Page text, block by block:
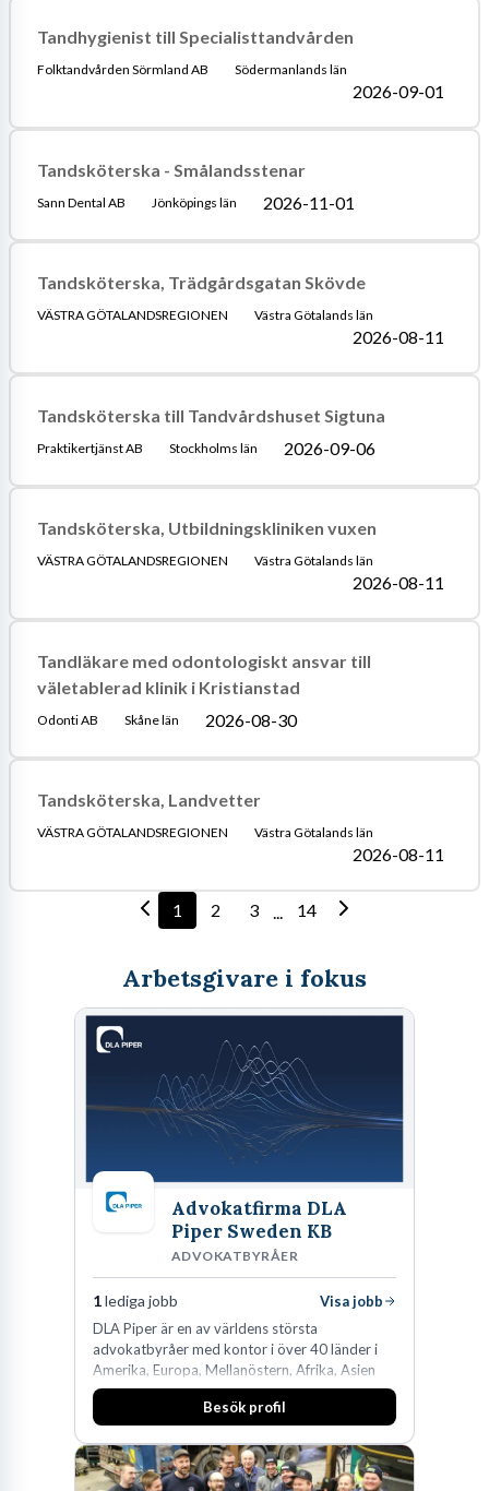
Tandhygienist till Specialisttandvården
Folktandvården Sörmland AB Södermanlands län
2026-09-01
Tandsköterska - Smålandsstenar
Sann Dental AB Jönköpings län 2026-11-01
Tandsköterska, Trädgårdsgatan Skövde
VÄSTRA GÖTALANDSREGIONEN Västra Götalands län
2026-08-11
Tandsköterska till Tandvårdshuset Sigtuna
Praktikertjänst AB Stockholms län 2026-09-06
Tandsköterska, Utbildningskliniken vuxen
VÄSTRA GÖTALANDSREGIONEN Västra Götalands län
2026-08-11
Tandläkare med odontologiskt ansvar till
väletablerad klinik i Kristianstad
Odonti AB Skåne län 2026-08-30
Tandsköterska, Landvetter
VÄSTRA GÖTALANDSREGIONEN Västra Götalands län
2026-08-11
1 2 3 ... 14
Arbetsgivare i fokus
Advokatfirma DLA
Piper Sweden KB
ADVOKATBYRÅER
1lediga jobb
Visa jobb
DLA Piper är en av världens största
advokatbyråer med kontor i över 40 länder i
Amerika, Europa, Mellanöstern, Afrika, Asien
och Oceanien. Vi är specialister inom
affärsjuridikens alla områden och vi har några
fler än 450 jurister på fem kontor i Stockholm,
Köpenhamn, Århus, Oslo och Helsingfors kan vi
Besök profil